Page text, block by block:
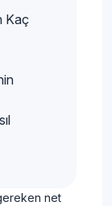
Kaç
net